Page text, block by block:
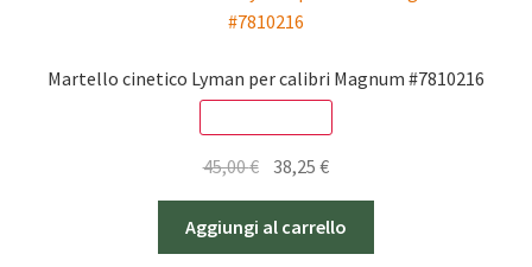
Martello cinetico Lyman per calibri Magnum #7810216
45,00€
originale
era:
38,25€Il
attuale
è:
Aggiungi al carrello